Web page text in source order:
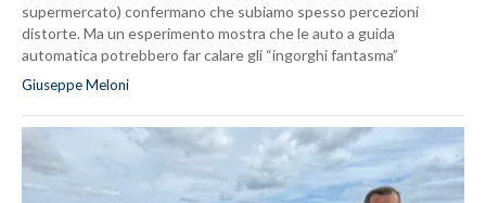
supermercato) confermano che subiamo spesso percezioni
distorte. Ma un esperimento mostra che le auto a guida
automatica potrebbero far calare gli “ingorghi fantasma”
Giuseppe Meloni